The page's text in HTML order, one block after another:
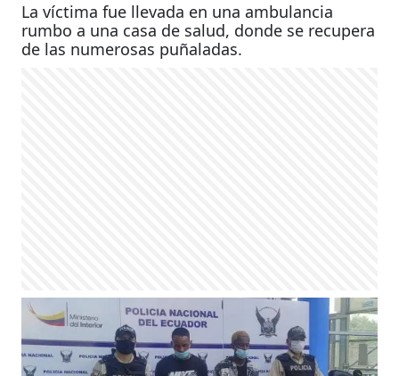
La víctima fue llevada en una ambulancia
rumbo a una casa de salud, donde se recupera
de las numerosas puñaladas.